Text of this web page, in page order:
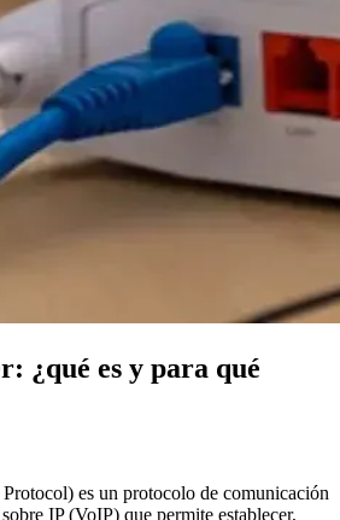
¿qué es y para qué
es un protocolo de comunicación
IP (VoIP) que permite establecer,